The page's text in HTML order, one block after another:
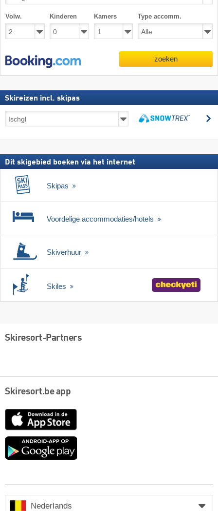
Volw. Kinderen Kamers Type accomm.
zoeken
Skireizen incl. skipas
incl.
Dit skigebied boeken via het internet
Skipas
Voordelige accommodaties/hotels
Skiverhuur
Skiles
Skiresort-Partners
Skiresort.be app
App
Google
Nederlands